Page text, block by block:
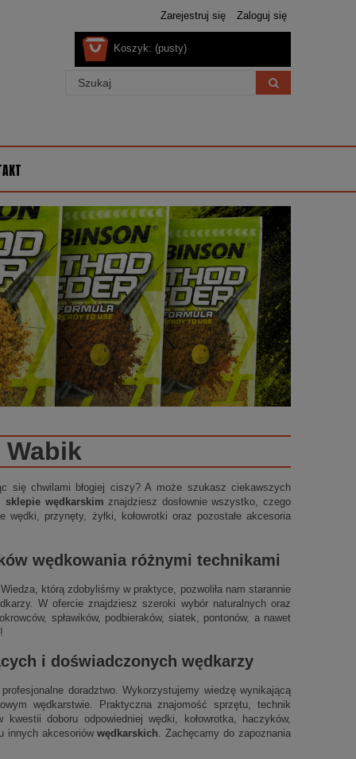
Zarejestruj się Zaloguj się
Koszyk: (pusty)
Wabik
się chwilami błogiej ciszy? A może szukasz ciekawszych
sklepie wędkarskim znajdziesz dosłownie wszystko, czego
przynęty, żyłki, kołowrotki oraz pozostałe akcesoria
wędkowania różnymi technikami
którą zdobyliśmy w praktyce, pozwoliła nam starannie
W ofercie znajdziesz szeroki wybór naturalnych oraz
spławików, podbieraków, siatek, pontonów, a nawet
i doświadczonych wędkarzy
doradztwo. Wykorzystujemy wiedzę wynikającą
wędkarstwie. Praktyczna znajomość sprzętu, technik
doboru odpowiedniej wędki, kołowrotka, haczyków,
innych akcesoriówwędkarskich. Zachęcamy do zapoznania